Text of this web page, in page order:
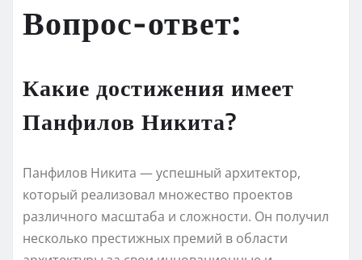
Вопрос-ответ:
Какие достижения имеет
Панфилов Никита?
Панфилов Никита — успешный архитектор,
который реализовал множество проектов
различного масштаба и сложности. Он получил
несколько престижных премий в области